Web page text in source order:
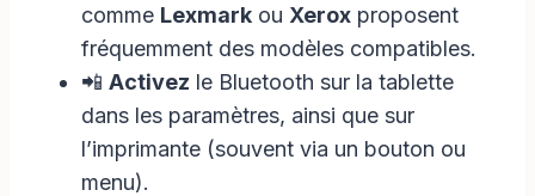
comme Lexmark ou Xerox proposent
fréquemment des modèles compatibles.
📲 Activez le Bluetooth sur la tablette
dans les paramètres, ainsi que sur
l’imprimante (souvent via un bouton ou
menu).